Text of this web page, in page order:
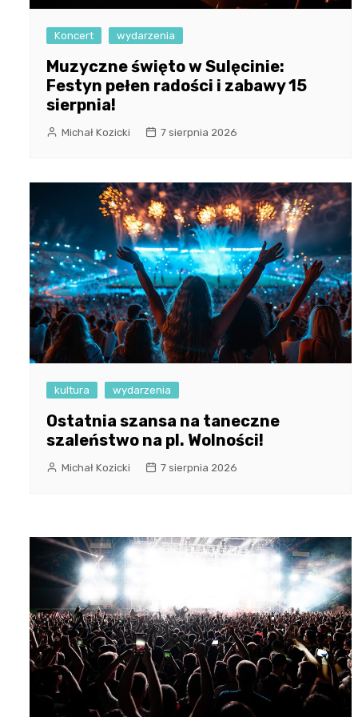
Koncert wydarzenia
Muzyczne święto w Sulęcinie:
Festyn pełen radości i zabawy 15
sierpnia!
Michał Kozicki 7 sierpnia 2026
kultura wydarzenia
Ostatnia szansa na taneczne
szaleństwo na pl. Wolności!
Michał Kozicki 7 sierpnia 2026